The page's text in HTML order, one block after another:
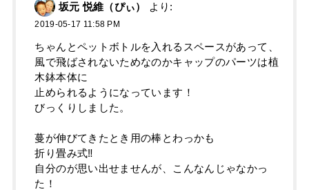
坂元 悦維（ぴぃ） より:
2019-05-17 11:58 PM
ちゃんとペットボトルを入れるスペースがあって、
風で飛ばされないためなのかキャップのパーツは植
木鉢本体に
止められるようになっています！
びっくりしました。
蔓が伸びてきたとき用の棒とわっかも
折り畳み式‼️
自分のが思い出せませんが、こんなんじゃなかっ
た！